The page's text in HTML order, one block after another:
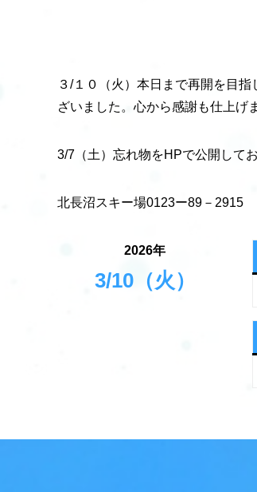
３/１０（火）本日まで再開を目
ざいました。心から感謝も仕上
3/7（土）忘れ物をHPで公開して
北長沼スキー場0123ー89－
2026年
3/10（火）